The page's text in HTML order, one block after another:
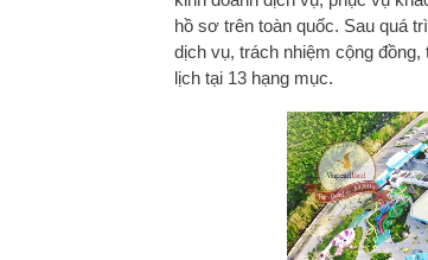
hồ sơ trên toàn quốc. Sau quá
dịch vụ, trách nhiệm cộng
lịch tại 13 hạng mục.